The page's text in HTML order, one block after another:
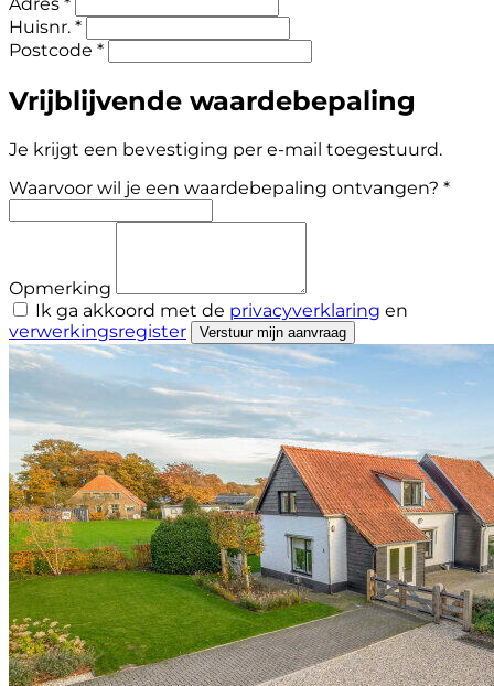
Huisnr. *
Postcode *
Vrijblijvende waardebepaling
Je krijgt een bevestiging per e-mail toegestuurd.
Waarvoor wil je een waardebepaling ontvangen? *
Opmerking
Ik ga akkoord met de privacyverklaring en
verwerkingsregister
Verstuur mijn aanvraag